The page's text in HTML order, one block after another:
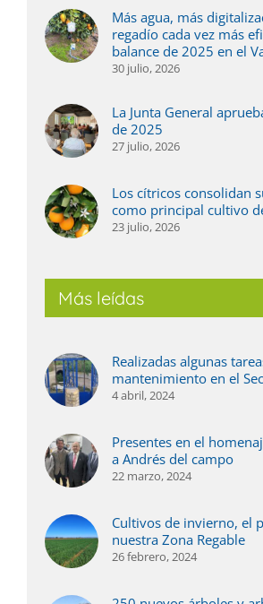
Más agua, más
regadío cada vez más
balance de 2025 en el
30 julio, 2026
La Junta General
de 2025
27 julio, 2026
Los cítricos consolidan
como principal cultivo
23 julio, 2026
Más leídas
Realizadas algunas
mantenimiento en el
4 abril, 2024
Presentes en el
a Andrés del campo
22 marzo, 2024
Cultivos de invierno, el
nuestra Zona Regable
26 febrero, 2024